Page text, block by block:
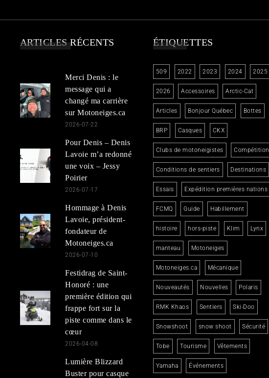
ARTICLES RÉCENTS
Merci Denis : le
message qui a
changé ma carrière
sur Motoneiges.ca
2026-07-22
Pour Denis – Denis
Lavoie m’a redonné
une voix – Jessy
Poirier
2026-07-17
Hommage à Denis
Lavoie, président-
fondateur de
Motoneiges.ca
2026-07-10
Festidrag de Saint-
Honoré : une
première édition qui
frappe fort sur la
piste comme dans le
cœur
2026-04-08
Lumière Blizzard
Buster pour casque
ÉTIQUETTES
509 2022 2023 2024 2025
2026 Accessoires Arctic-Cat
Articles Bonjour Québec Bottes
BRP Casques CKX
Clubs de motoneigistes Compétition
Conditions de sentiers Destinations
Essais Expédition premières nations
FCMQ Guide Habillement
histoire hors-piste Klim Lynx
manteau Motoneiges
Motoneiges.ca Mécanique
Nouveautés Nouvelles Polaris
RMK Khaos Sentiers Ski-Doo
Snowshoot snow shoot Sécurité
Tobe Tourisme Vêtements
Yamaha Événements